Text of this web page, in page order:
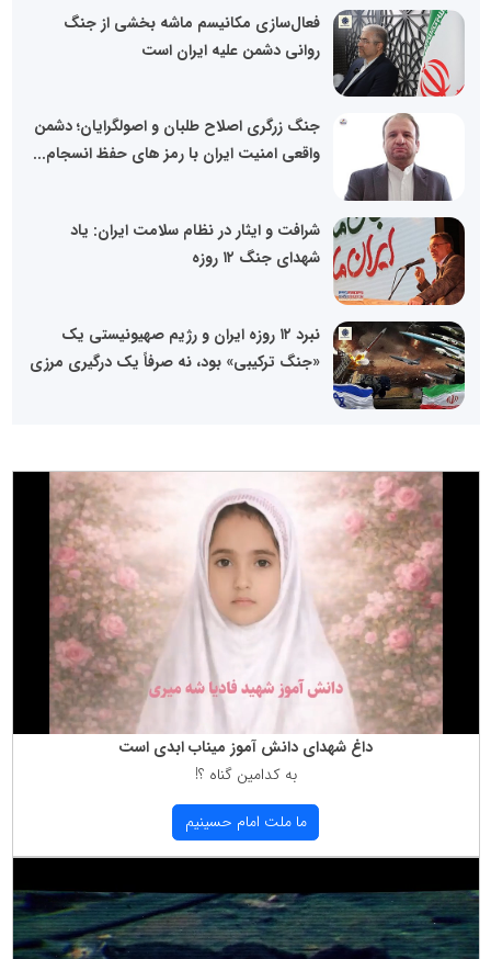
فعال‌سازی مکانیسم ماشه بخشی از جنگ
روانی دشمن علیه ایران است
جنگ زرگری اصلاح طلبان و اصولگرایان؛ دشمن
واقعی امنیت ایران با رمز های حفظ انسجام...
شرافت و ایثار در نظام سلامت ایران: یاد
شهدای جنگ ۱۲ روزه
نبرد ۱۲ روزه ایران و رژیم صهیونیستی یک
«جنگ ترکیبی» بود، نه صرفاً یک درگیری مرزی
داغ شهدای دانش آموز میناب ابدی است
به كدامین گناه ؟!
ما ملت امام حسینیم